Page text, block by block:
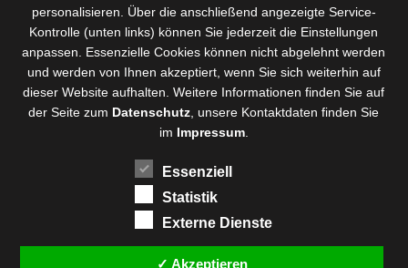
personalisieren. Über die anschließend angezeigte Service-
Kontrolle (unten links) können Sie jederzeit die Einstellungen
anpassen. Essenzielle Cookies können nicht abgelehnt werden
und werden von Ihnen akzeptiert, wenn Sie sich weiterhin auf
dieser Website aufhalten. Weitere Informationen finden Sie auf
der Seite zum Datenschutz , unsere Kontaktdaten finden Sie
im Impressum.
Essenziell
Statistik
Externe Dienste
✓ Akzeptieren